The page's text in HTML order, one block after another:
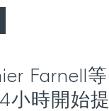
Farnell等
小時開始提